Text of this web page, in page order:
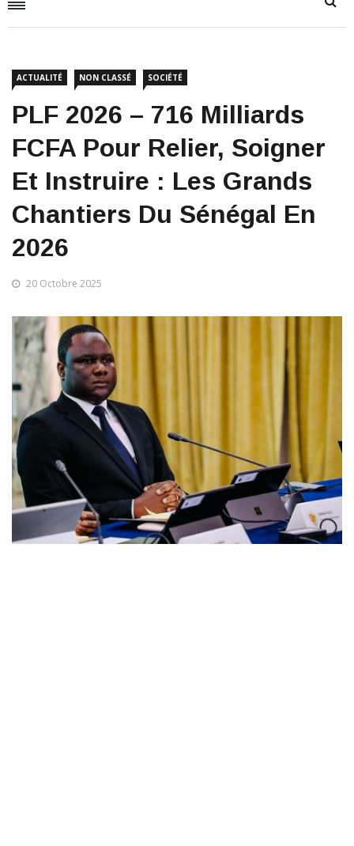
ACTUALITÉ NON CLASSÉ SOCIÉTÉ
PLF 2026 – 716 Milliards
FCFA Pour Relier, Soigner
Et Instruire : Les Grands
Chantiers Du Sénégal En
2026
20 Octobre 2025